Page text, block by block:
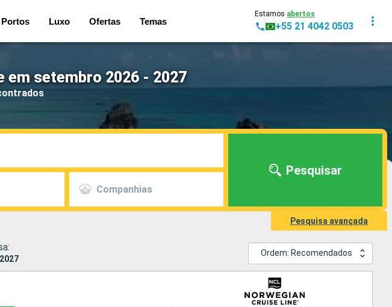
Portos Luxo Ofertas Temas
Estamos abertos
+55 21 4042 0503
em setembro 2026 - 2027
Companhias
Pesquisar
Pesquisa avançada
Ordem: Recomendados